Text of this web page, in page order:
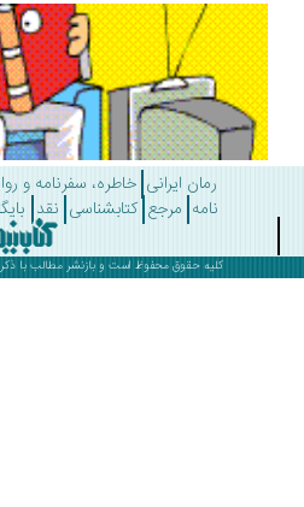
رمان ایرانی خاطره، سفرنامه و روایت
مرجع کتابشناسی نقد بایگانی
کلیه حقوق محفوظ است و بازنشر مطالب با ذکرکتاب نیوز